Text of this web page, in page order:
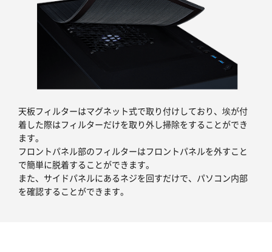
天板フィルターはマグネット式で取り付けしており、埃が付
着した際はフィルターだけを取り外し掃除をすることができ
ます。
フロントパネル部のフィルターはフロントパネルを外すこと
で簡単に脱着することができます。
また、サイドパネルにあるネジを回すだけで、パソコン内部
を確認することができます。